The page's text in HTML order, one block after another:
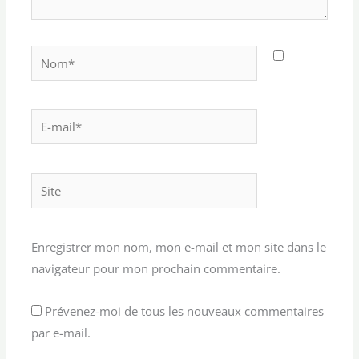
Nom*
mail*
Enregistrer mon nom, mon e-mail et mon site dans le
navigateur pour mon prochain commentaire.
Prévenez-moi de tous les nouveaux commentaires
par e-mail.